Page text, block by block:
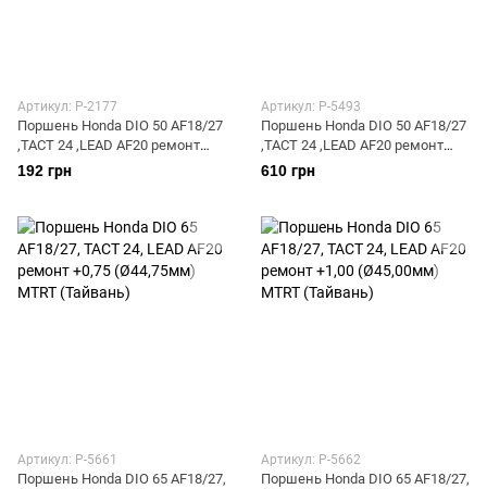
Артикул: P-2177
Поршень Honda DIO 50 AF18/27
,TACT 24 ,LEAD AF20 ремонт
+0,50 (Ø39,50мм) (ДИО) RED
192 грн
Артикул: P-5493
Поршень Honda DIO 50 AF18/27
,TACT 24 ,LEAD AF20 ремонт
+0,50 (Ø39,50мм) (ДИО) MTRT
(Тайвань)
610 грн
Артикул: P-5661
Поршень Honda DIO 65 AF18/27,
Артикул: P-5662
Поршень Honda DIO 65 AF18/27,